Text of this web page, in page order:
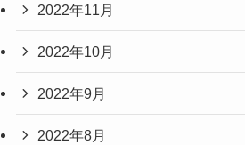
2022年11月
2022年10月
2022年9月
2022年8月